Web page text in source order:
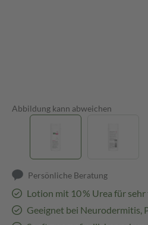
Abbildung kann abweichen
Persönliche Beratung
Lotion mit 10 % Urea für
Geeignet bei Neurodermitis,